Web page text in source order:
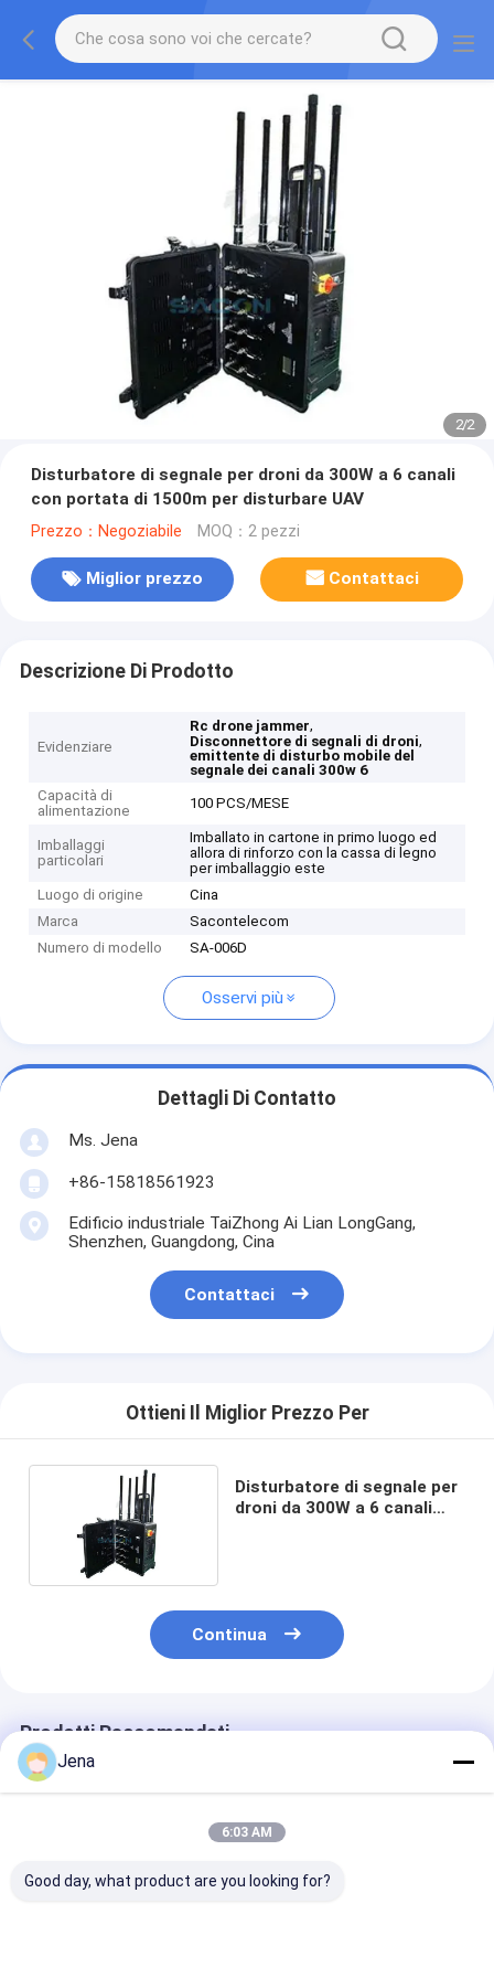
2/2
Disturbatore di segnale per droni da 300W a 6 canali
con portata di 1500m per disturbare UAV
Prezzo：Negoziabile MOQ：2 pezzi
Miglior prezzo Contattaci
Descrizione Di Prodotto
Evidenziare
Rc drone jammer,
Disconnettore di segnali di droni,
emittente di disturbo mobile del
segnale dei canali 300w 6
Capacità di
alimentazione
100 PCS/MESE
Imballaggi
particolari
Imballato in cartone in primo luogo ed
allora di rinforzo con la cassa di legno
per imballaggio este
Luogo di origine
Cina
Marca
Sacontelecom
Numero di modello
SA-006D
Osservi più
Dettagli Di Contatto
Ms. Jena
+86-15818561923
Edificio industriale TaiZhong Ai Lian LongGang,
Shenzhen, Guangdong, Cina
Contattaci
Ottieni Il Miglior Prezzo Per
Disturbatore di segnale per
droni da 300W a 6 canali
Continua
Prodotti Raccomandati
Jena
6:03 AM
Good day, what product are you looking for?